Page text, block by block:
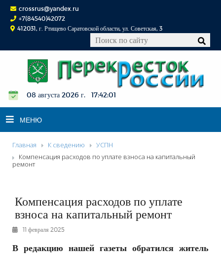
crossrus@yandex.ru
+7(84540)42072
412031, г. Ртищево Саратовской области, ул. Советская, 3
08 августа 2026 г. 17:42:02
МЕНЮ
НОВОСТИ
ОФИЦИАЛЬНО
КОНКУРСЫ
ФОТОРЕПОРТАЖИ
РЕКЛАМОДАТЕЛЯМ
ОБЪЯВЛЕНИЯ
Главная К сведению
УСПН
Компенсация расходов по уплате взноса на капитальный
ремонт
Компенсация расходов по уплате
взноса на капитальный ремонт
11 февраля 2025
В редакцию нашей газеты обратился житель